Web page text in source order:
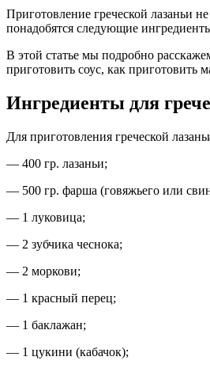
Приготовление греческой лазаньи
понадобятся следующие
В этой статье мы подробно
приготовить соус, как приготовить
Ингредиенты для
Для приготовления греческой
— 400 гр. лазаньи;
— 500 гр. фарша (говяжьего или
— 1 луковица;
— 2 зубчика чеснока;
— 2 моркови;
— 1 красный перец;
— 1 баклажан;
— 1 цукини (кабачок);